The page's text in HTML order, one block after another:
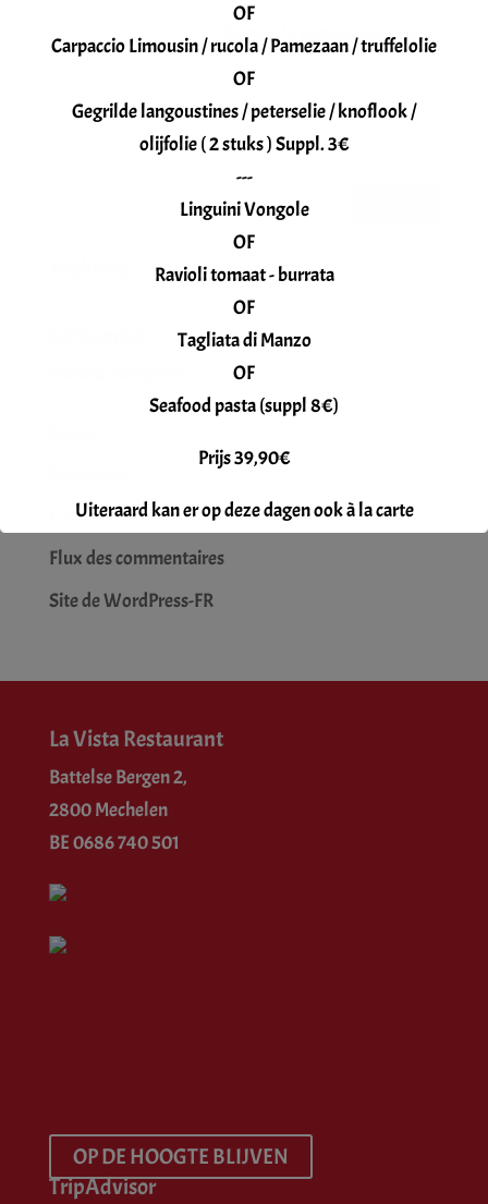
Flux des publications
Flux des commentaires
Site de WordPress-FR
La Vista Restaurant
Battelse Bergen 2,
2800 Mechelen
BE 0686 740 501
OP DE HOOGTE BLIJVEN
TripAdvisor
OF
Carpaccio Limousin / rucola / Pamezaan / truffelolie
OF
Gegrilde langoustines / peterselie / knoflook /
olijfolie ( 2 stuks ) Suppl. 3€
---
Linguini Vongole
OF
Ravioli tomaat - burrata
OF
Tagliata di Manzo
OF
Seafood pasta (suppl 8€)
Prijs 39,90€
Uiteraard kan er op deze dagen ook à la carte
gegeten worden.